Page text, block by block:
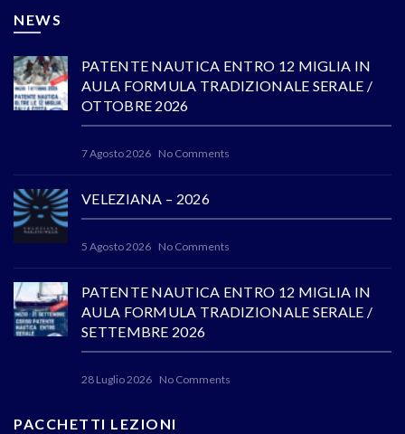
NEWS
PATENTE NAUTICA ENTRO 12 MIGLIA IN
AULA FORMULA TRADIZIONALE SERALE /
OTTOBRE 2026
7 Agosto 2026 No Comments
VELEZIANA – 2026
5 Agosto 2026 No Comments
PATENTE NAUTICA ENTRO 12 MIGLIA IN
AULA FORMULA TRADIZIONALE SERALE /
SETTEMBRE 2026
28 Luglio 2026 No Comments
PACCHETTI LEZIONI